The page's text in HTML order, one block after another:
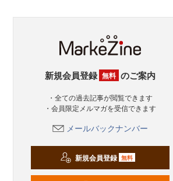
新規会員登録 無料 のご案内
・全ての過去記事が閲覧できます
・会員限定メルマガを受信できます
メールバックナンバー
新規会員登録 無料